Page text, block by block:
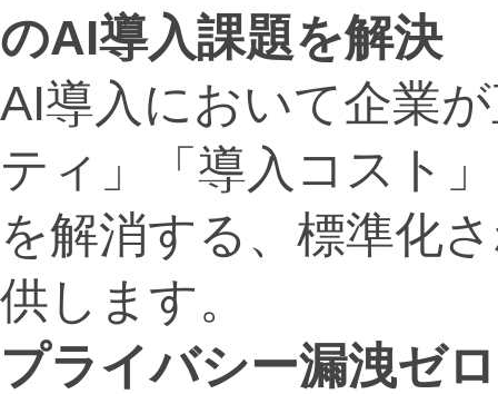
のAI導入課題を解決
AI導入において企業
ティ」「導入コスト
を解消する、標準化
供します。
プライバシー漏洩ゼロ